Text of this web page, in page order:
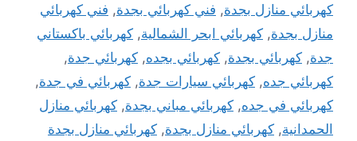
كهربائي منازل بجدة, فني كهربائي بجدة, فني كهربائي
منازل بجدة, كهربائي ابحر الشمالية, كهربائي باكستاني
جدة, كهربائي بجدة, كهربائي بجده, كهربائي جدة,
كهربائي جده, كهربائي سيارات جدة, كهربائي في جدة,
كهربائي في جده, كهربائي مباني بجدة, كهربائي منازل
الحمدانية, كهربائي منازل بجدة, كهربائي منازل بجدة